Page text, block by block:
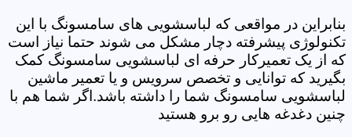
بنابراین در مواقعی که لباسشویی های سامسونگ با این
تکنولوژی پیشرفته دچار مشکل می شوند حتما نیاز است
که از یک تعمیرکار حرفه ای لباسشویی سامسونگ کمک
بگیرید که توانایی و تخصص سرویس و یا تعمیر ماشین
لباسشویی سامسونگ شما را داشته باشد.اگر شما هم با
چنین دغدغه هایی رو برو هستید